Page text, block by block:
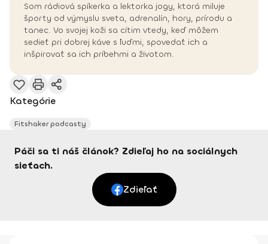
Som rádiová spíkerka a lektorka jogy, ktorá miluje
športy od výmyslu sveta, adrenalín, hory, prírodu a
tanec. Vo svojej koži sa cítim vtedy, keď môžem
sedieť pri dobrej káve s ľuďmi, spovedať ich a
inšpirovať sa ich príbehmi a životom.
Kategórie
Fitshaker podcasty
Páči sa ti náš článok? Zdieľaj ho na sociálnych
sieťach.
Zdieľať